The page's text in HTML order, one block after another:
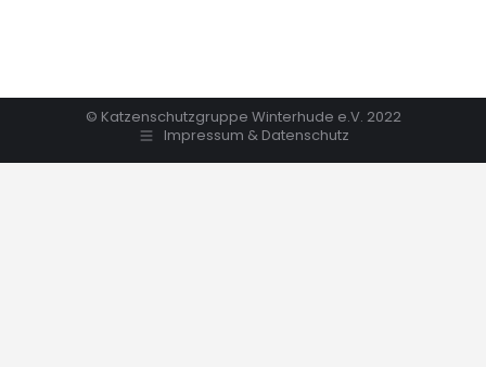
© Katzenschutzgruppe Winterhude e.V. 2022
Impressum & Datenschutz